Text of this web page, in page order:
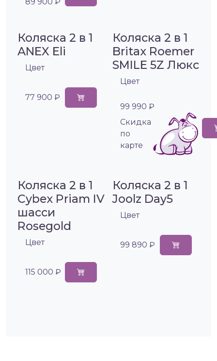
89 900 ₽
Коляска 2 в 1
ANEX Eli
Цвет
77 900 ₽
Коляска 2 в 1
Britax Roemer
SMILE 5Z Люкс
Цвет
99 990 ₽
Cкидка
по
карте
Коляска 2 в 1
Cybex Priam IV
шасси
Rosegold
Цвет
115 000 ₽
Коляска 2 в 1
Joolz Day5
Цвет
99 890 ₽